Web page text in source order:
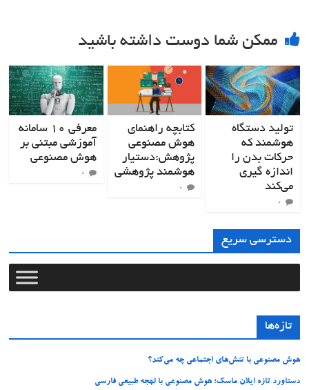
ممکن شما دوست داشته باشید
تولید دستگاه
هوشمند که
حرکات بدن را
اندازه گیری
می‌کند
۰
کتابچه راهنمای
هوش مصنوعی
پژوهش:دستیار
هوشمند پژوهشی
۰
معرفی ۱۰ سامانه
آموزشی مبتنی بر
هوش مصنوعی
۰
دسترسی سریع
تازه‌ها
هوش مصنوعی با تنش‌های اجتماعی چه می‌کند؟
دستاورد تازه ایلان ماسک؛ هوش مصنوعی با لهجه طبیعی فارسی